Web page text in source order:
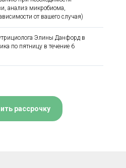
анализ микробиома,
от вашего случая)
Элины Данфорд в
по пятницу в течение 6
рассрочку